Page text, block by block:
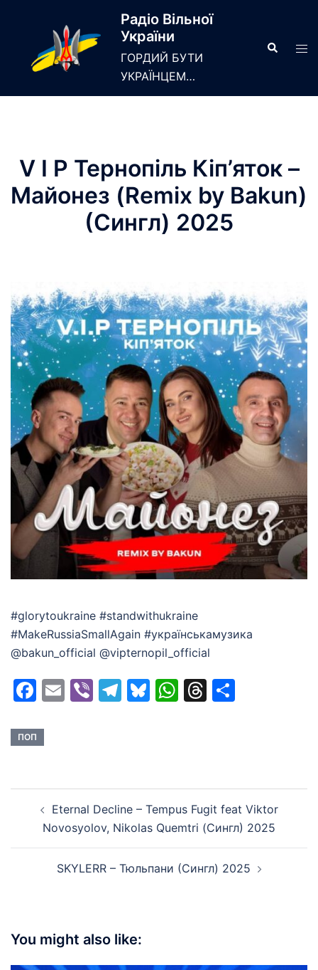
Радіо Вільної
України
ГОРДИЙ БУТИ
УКРАЇНЦЕМ…
Search
V I P Тернопіль Кіп’яток –
Майонез (Remix by Bakun)
(Сингл) 2025
#glorytoukraine #standwithukraine
#MakeRussiaSmallAgain #українськамузика
@bakun_official @vipternopil_official
Facebook
EmailViberTelegram
Bluesky
WhatsApp
Threads
ПОП
navigation
Eternal Decline – Tempus Fugit feat Viktor
Novosyolov, Nikolas Quemtri (Сингл) 2025
SKYLERR – Тюльпани (Сингл) 2025
You might also like: